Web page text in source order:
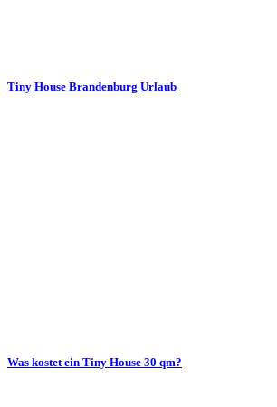
Tiny House Brandenburg Urlaub
Was kostet ein Tiny House 30 qm?